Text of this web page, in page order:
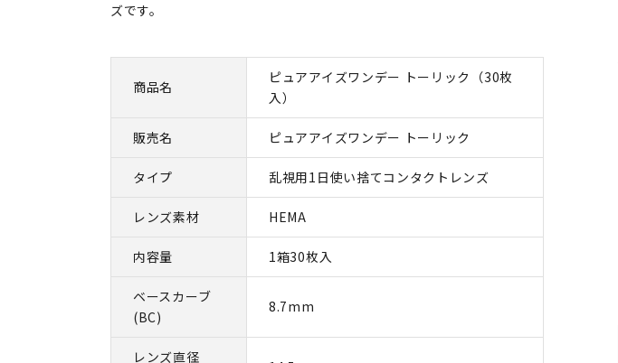
ズです。
商品名
ピュアアイズワンデー トーリック（30枚
入）
販売名 ピュアアイズワンデー トーリック
タイプ 乱視用1日使い捨てコンタクトレンズ
レンズ素材 HEMA
内容量 1箱30枚入
ベースカーブ
(BC)
8.7mm
レンズ直径